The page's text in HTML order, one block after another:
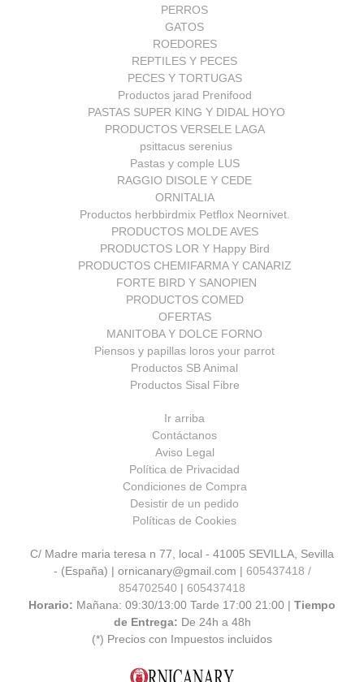
PERROS
GATOS
ROEDORES
REPTILES Y PECES
PECES Y TORTUGAS
Productos jarad Prenifood
PASTAS SUPER KING Y DIDAL HOYO
PRODUCTOS VERSELE LAGA
psittacus serenius
Pastas y comple LUS
RAGGIO DISOLE Y CEDE
ORNITALIA
Productos herbbirdmix Petflox Neornivet.
PRODUCTOS MOLDE AVES
PRODUCTOS LOR Y Happy Bird
PRODUCTOS CHEMIFARMA Y CANARIZ
FORTE BIRD Y SANOPIEN
PRODUCTOS COMED
OFERTAS
MANITOBA Y DOLCE FORNO
Piensos y papillas loros your parrot
Productos SB Animal
Productos Sisal Fibre
Ir arriba
Contáctanos
Aviso Legal
Política de Privacidad
Condiciones de Compra
Desistir de un pedido
Políticas de Cookies
C/ Madre maria teresa n 77, local - 41005 SEVILLA, Sevilla
- (España) | ornicanary@gmail.com | 605437418 /
854702540 | 605437418
Horario: Mañana: 09:30/13:00 Tarde 17:00 21:00 | Tiempo
de Entrega: De 24h a 48h
(*) Precios con Impuestos incluidos